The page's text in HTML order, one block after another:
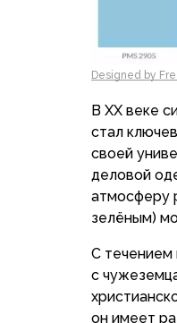
Designed by
В XX веке
стал
своей
деловой
атмосферу
зелёным)
С течением
с
он имеет